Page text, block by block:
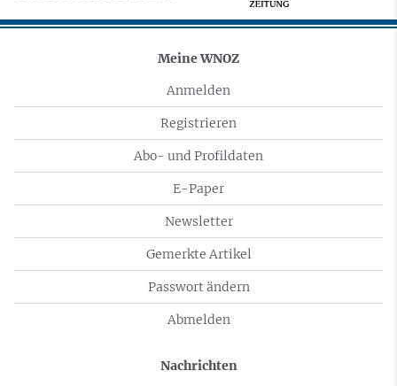
Meine WNOZ
Anmelden
Registrieren
Abo- und Profildaten
E-Paper
Newsletter
Gemerkte Artikel
Passwort ändern
Abmelden
Nachrichten